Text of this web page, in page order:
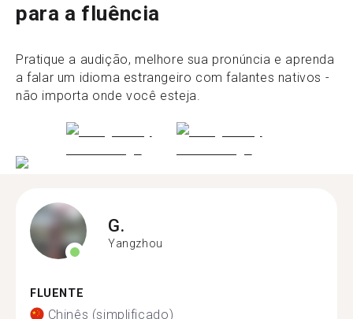
para a fluência
Pratique a audição, melhore sua pronúncia e aprenda
a falar um idioma estrangeiro com falantes nativos -
não importa onde você esteja.
G.
Yangzhou
FLUENTE
Chinês (simplificado)